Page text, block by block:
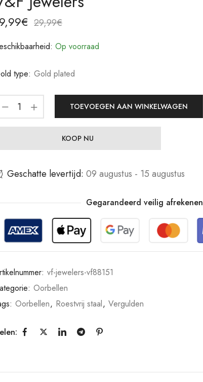
€ 29,99€
Op voorraad
type: Gold plated
TOEVOEGEN AAN WINKELWAGEN
KOOP NU
Geschatte levertijd: 09 augustus - 15 augustus
Gegarandeerd veilig afrekenen
vf-jewelers-vf88151
Oorbellen
Oorbellen, Roestvrij staal, Vergulden